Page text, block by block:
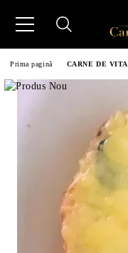
Prima pagină CARNE DE VITA